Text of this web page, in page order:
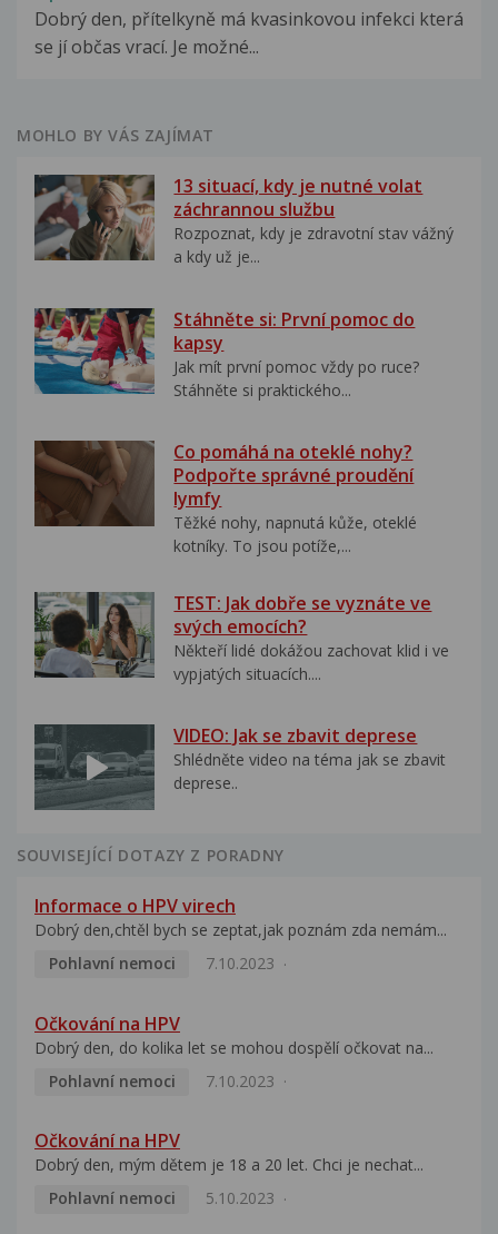
Dobrý den, přítelkyně má kvasinkovou infekci která
se jí občas vrací. Je možné...
MOHLO BY VÁS ZAJÍMAT
13 situací, kdy je nutné volat
záchrannou službu
Rozpoznat, kdy je zdravotní stav vážný
a kdy už je...
Stáhněte si: První pomoc do
kapsy
Jak mít první pomoc vždy po ruce?
Stáhněte si praktického...
Co pomáhá na oteklé nohy?
Podpořte správné proudění
lymfy
Těžké nohy, napnutá kůže, oteklé
kotníky. To jsou potíže,...
TEST: Jak dobře se vyznáte ve
svých emocích?
Někteří lidé dokážou zachovat klid i ve
vypjatých situacích....
VIDEO: Jak se zbavit deprese
Shlédněte video na téma jak se zbavit
deprese..
SOUVISEJÍCÍ DOTAZY Z PORADNY
Informace o HPV virech
Dobrý den,chtěl bych se zeptat,jak poznám zda nemám...
Pohlavní nemoci
7.10.2023
Očkování na HPV
Dobrý den, do kolika let se mohou dospělí očkovat na...
Pohlavní nemoci
7.10.2023
Očkování na HPV
Dobrý den, mým dětem je 18 a 20 let. Chci je nechat...
Pohlavní nemoci
5.10.2023